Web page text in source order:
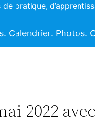
pratique,
. Calendrier. Photos.
2022